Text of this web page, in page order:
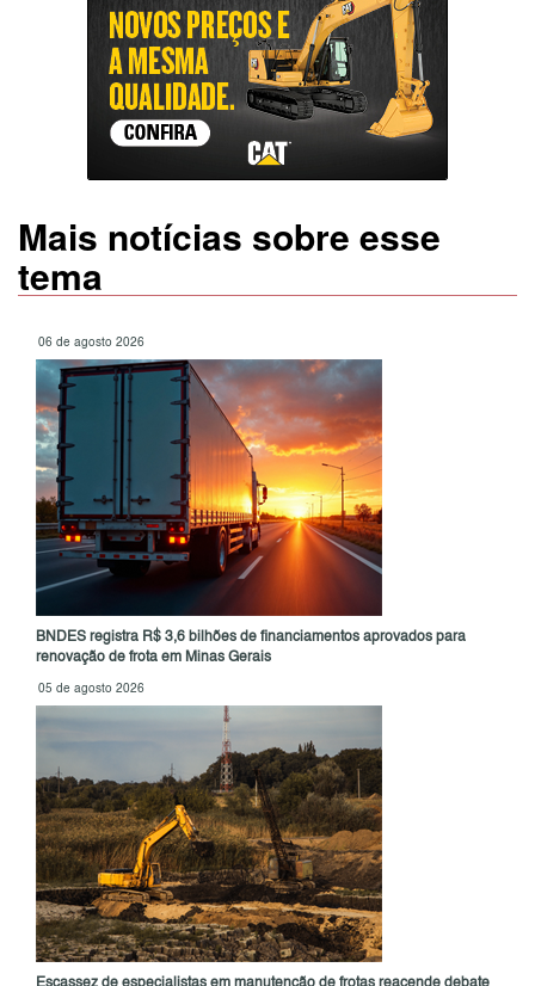
Mais notícias sobre esse
tema
06 de agosto 2026
BNDES registra R$ 3,6 bilhões de financiamentos aprovados para
renovação de frota em Minas Gerais
05 de agosto 2026